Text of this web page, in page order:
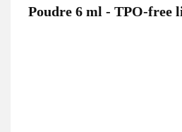
Poudre 6 ml - TPO-free